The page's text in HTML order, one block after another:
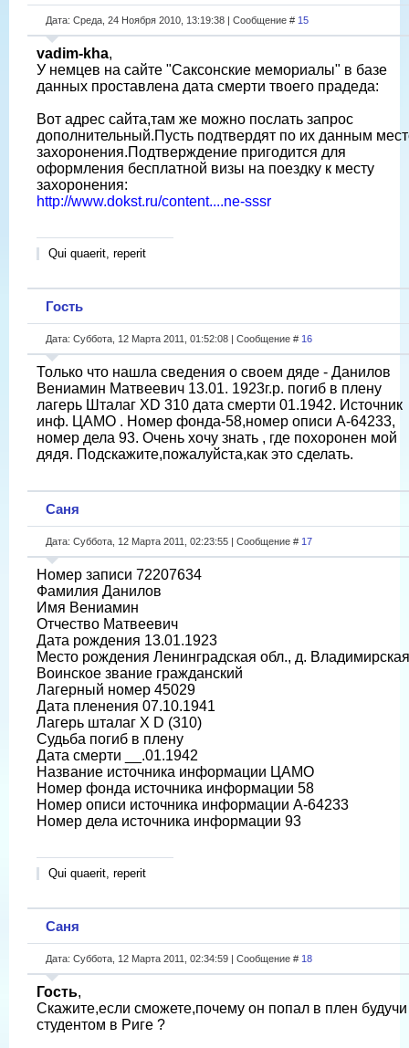
Дата: Среда, 24 Ноября 2010, 13:19:38 | Сообщение # 15
vadim-kha,
У немцев на сайте "Саксонские мемориалы" в базе
данных проставлена дата смерти твоего прадеда:
Вот адрес сайта,там же можно послать запрос
дополнительный.Пусть подтвердят по их данным
захоронения.Подтверждение пригодится для
оформления бесплатной визы на поездку к месту
захоронения:
http://www.dokst.ru/content....ne-sssr
Qui quaerit, reperit
Гость
Дата: Суббота, 12 Марта 2011, 01:52:08 | Сообщение # 16
Только что нашла сведения о своем дяде - Данилов
Вениамин Матвеевич 13.01. 1923г.р. погиб в плену
лагерь Шталаг ХD 310 дата смерти 01.1942. Источник
инф. ЦАМО . Номер фонда-58,номер описи А-64233,
номер дела 93. Очень хочу знать , где похоронен мой
дядя. Подскажите,пожалуйста,как это сделать.
Саня
Дата: Суббота, 12 Марта 2011, 02:23:55 | Сообщение # 17
Номер записи 72207634
Фамилия Данилов
Имя Вениамин
Отчество Матвеевич
Дата рождения 13.01.1923
Место рождения Ленинградская обл., д. Владимирская
Воинское звание гражданский
Лагерный номер 45029
Дата пленения 07.10.1941
Лагерь шталаг X D (310)
Судьба погиб в плену
Дата смерти __.01.1942
Название источника информации ЦАМО
Номер фонда источника информации 58
Номер описи источника информации A-64233
Номер дела источника информации 93
Qui quaerit, reperit
Саня
Дата: Суббота, 12 Марта 2011, 02:34:59 | Сообщение # 18
Гость,
Скажите,если сможете,почему он попал в плен будучи
студентом в Риге ?